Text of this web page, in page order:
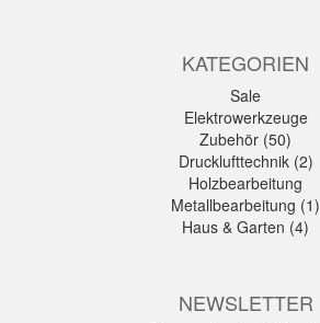
KATEGORIEN
Sale
Elektrowerkzeuge
Zubehör (50)
Drucklufttechnik (2)
Holzbearbeitung
Metallbearbeitung (1)
Haus & Garten (4)
NEWSLETTER